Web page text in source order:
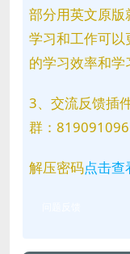
部分用英文原
学习和工作可
的学习效率和学
3、交流反馈插
群：819091096
解压密码点击查